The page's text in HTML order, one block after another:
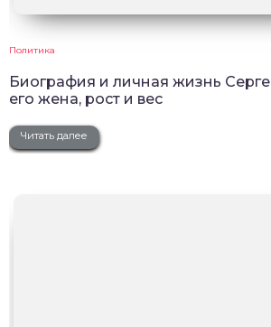
Политика
Биография и личная жизнь
его жена, рост и вес
Читать далее